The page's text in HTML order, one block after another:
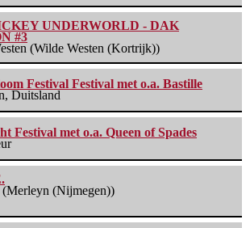
UNDERWORLD - DAK
#3
(Wilde Westen (Kortrijk))
Festival Festival met o.a. Bastille
Duitsland
Festival met o.a. Queen of Spades
(Nijmegen))